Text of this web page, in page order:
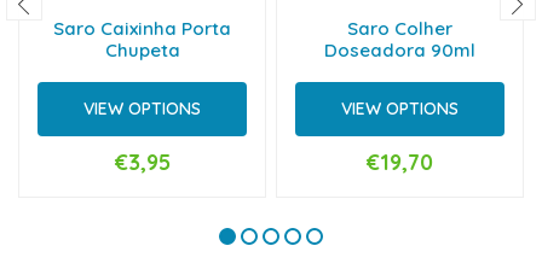
Saro Caixinha Porta
Chupeta
VIEW OPTIONS
€3,95
Saro Colher
Doseadora 90ml
VIEW OPTIONS
€19,70